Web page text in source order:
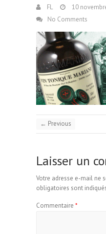
FL
10
No Comments
← Previous
Laisser un
Votre adresse e-mail ne
obligatoires sont
Commentaire *